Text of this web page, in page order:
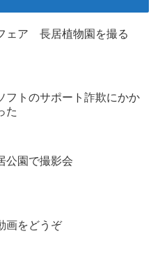
ェア 長居植物園を撮る
フトのサポート詐欺にかか
た
公園で撮影会
画をどうぞ